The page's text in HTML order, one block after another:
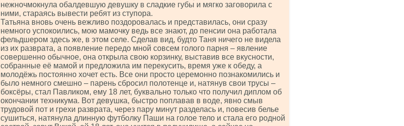
нежночмокнула обалдевшую девушку в сладкие губы и мягко заговорила с
ними, стараясь вывести ребят из ступора.
Татьяна вновь очень вежливо поздоровалась и представилась, они сразу
немного успокоились, мою мамочку ведь все знают, до пенсии она работала
фельдшером здесь же, в этом селе. Сделав вид, будто Таня ничего не видела
из их разврата, а появление передо мной совсем голого парня – явление
совершенно обычное, она открыла свою корзинку, выставив все вкусности,
собранные её мамой и предложила им перекусить, время уже к обеду, а
молодёжь постоянно хочет есть. Все они просто церемонно познакомились и
было немного смешно – парень сбросил полотенце и, натянув свои трусы –
боксёры, стал Павликом, ему 18 лет, буквально только что получил диплом об
окончании техникума. Вот девушка, быстро поплавав в воде, явно смыв
трудовой пот и грехи разврата, через пару минут разделась и, повесив белье
сушиться, натянула длинную футболку Паши на голое тело и стала его родной